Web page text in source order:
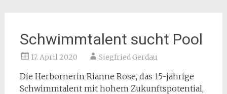
Schwimmtalent sucht Pool
17. April 2020 Siegfried Gerdau
Die Herbornerin Rianne Rose, das 15-jährige
Schwimmtalent mit hohem Zukunftspotential,